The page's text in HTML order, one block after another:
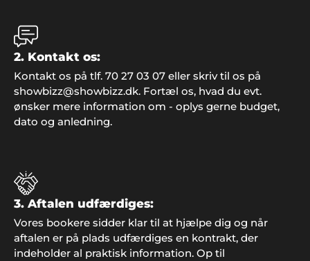
og mad var totalt i orden".
Kasper og Lars, Holbæk
"Vi synes I fortjener stor ros for jeres arbejde. Vi
havde en super fed legedag for børnene og alle var
Peter, Åbenrå
"Hvis vi en anden gang får brug for gode ideer og
super god service, så kontakter vi helt sikkert
2. Kontakt os:
Kontakt os på tlf. 70 27 03 07 eller skriv til os på
showbizz@showbizz.dk. Fortæl os, hvad du evt.
ønsker mere information om - oplys gerne budget,
dato og anledning.
3. Aftalen udfærdiges:
Vores bookere sidder klar til at hjælpe dig og når
aftalen er på plads udfærdiges en kontrakt, der
indeholder al praktisk information. Op til